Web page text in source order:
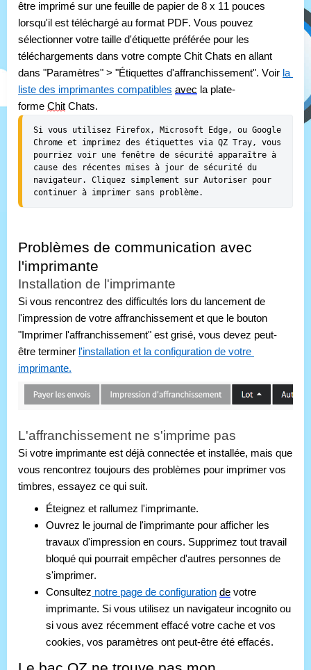
être imprimé sur une feuille de papier de 8 x 11 pouces
lorsqu'il est téléchargé au format PDF. Vous pouvez
sélectionner votre taille d'étiquette préférée pour les
téléchargements dans votre compte Chit Chats en allant
dans "Paramètres" > "Étiquettes d'affranchissement". Voir la
liste des imprimantes compatibles avec la plate-
forme Chit Chats.
Si vous utilisez Firefox, Microsoft Edge, ou Google
Chrome et imprimez des étiquettes via QZ Tray, vous
pourriez voir une fenêtre de sécurité apparaître à
cause des récentes mises à jour de sécurité du
navigateur. Cliquez simplement sur Autoriser pour
continuer à imprimer sans problème.
Problèmes de communication avec
l'imprimante
Installation de l'imprimante
Si vous rencontrez des difficultés lors du lancement de
l'impression de votre affranchissement et que le bouton
"Imprimer l'affranchissement" est grisé, vous devez peut-
être terminer l'installation et la configuration de votre
imprimante.
L'affranchissement ne s'imprime pas
Si votre imprimante est déjà connectée et installée, mais que
vous rencontrez toujours des problèmes pour imprimer vos
timbres, essayez ce qui suit.
Éteignez et rallumez l'imprimante.
Ouvrez le journal de l'imprimante pour afficher les
travaux d'impression en cours. Supprimez tout travail
bloqué qui pourrait empêcher d'autres personnes de
s'imprimer.
Consultez notre page de configuration de votre
imprimante. Si vous utilisez un navigateur incognito ou
si vous avez récemment effacé votre cache et vos
cookies, vos paramètres ont peut-être été effacés.